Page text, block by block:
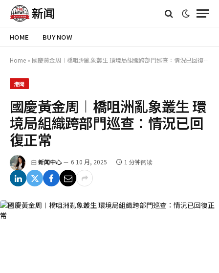
HOME BUY NOW
Home » 國慶黃金周︱橋咀洲亂象叢生 環境局組織跨部門巡查：情況已回復正常
港聞
國慶黃金周︱橋咀洲亂象叢生 環
境局組織跨部門巡查：情況已回
復正常
由 新闻中心 6 10 月, 2025 1 分钟阅读